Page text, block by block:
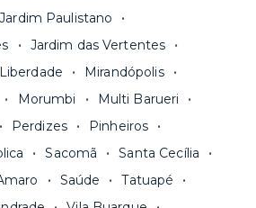
Jardim Paulistano
Jardim das Vertentes
Liberdade
Mirandópolis
Morumbi
Multi Barueri
Perdizes
Pinheiros
Sacomã
Santa Cecília
Saúde
Tatuapé